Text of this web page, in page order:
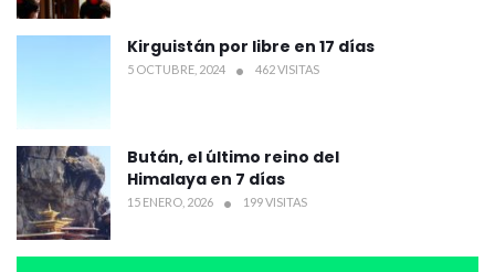
Kirguistán por libre en 17 días
5 OCTUBRE, 2024 462 VISITAS
Bután, el último reino del
Himalaya en 7 días
15 ENERO, 2026 199 VISITAS